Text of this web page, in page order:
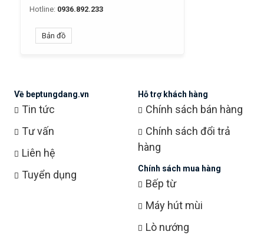
Hotline: 0936.892.233
Bản đồ
Về beptungdang.vn
Tin tức
Tư vấn
Liên hệ
Tuyển dụng
Hỗ trợ khách hàng
Chính sách bán hàng
Chính sách đổi trả
hàng
Chính sách mua hàng
Bếp từ
Máy hút mùi
Lò nướng